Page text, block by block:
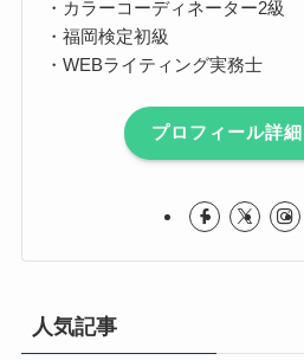
・カラーコーディネーター2級
・福岡検定初級
・WEBライティング実務士
プロフィール詳
人気記事